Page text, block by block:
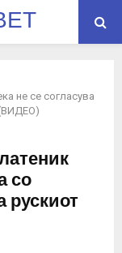
не се согласува
со
рускиот